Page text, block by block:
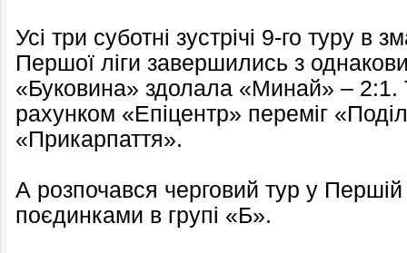
Усі три суботні зустрічі 9-го туру в
Першої ліги завершились з
«Буковина» здолала «Минай» – 2:1.
рахунком «Епіцентр» переміг
«Прикарпаття».
А розпочався черговий тур у Першій
поєдинками в групі «Б».